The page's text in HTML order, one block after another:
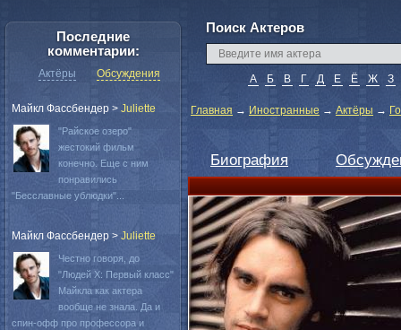
Поиск Актеров
А Б В Г Д Е Ё Ж З
Главная → Иностранные → Актёры →
Биография
Последние
комментарии:
Актёры Обсуждения
Майкл Фассбендер > Juliette
"Райское озеро"
жестокий фильм
конечно. Еще с ним
понравились
"Бесславные ублюдки"...
Майкл Фассбендер > Juliette
Честно говоря, до
"Людей Х: Первый класс"
Майкла как актера
вообще не знала. Да и
спин-офф про профессора и